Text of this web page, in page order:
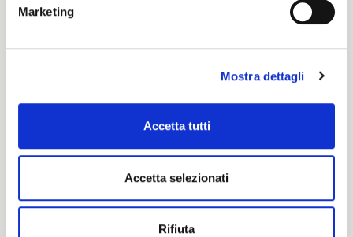
Marketing
Mostra dettagli
Accetta tutti
Accetta selezionati
Rifiuta